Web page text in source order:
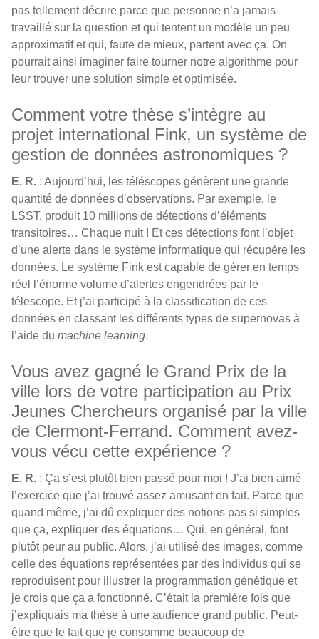
pas tellement décrire parce que personne n’a jamais
travaillé sur la question et qui tentent un modèle un peu
approximatif et qui, faute de mieux, partent avec ça. On
pourrait ainsi imaginer faire tourner notre algorithme pour
leur trouver une solution simple et optimisée.
Comment votre thèse s’intègre au
projet international Fink, un système de
gestion de données astronomiques ?
E. R. : Aujourd’hui, les téléscopes génèrent une grande
quantité de données d’observations. Par exemple, le
LSST, produit 10 millions de détections d’éléments
transitoires… Chaque nuit ! Et ces détections font l’objet
d’une alerte dans le système informatique qui récupère les
données. Le système Fink est capable de gérer en temps
réel l’énorme volume d’alertes engendrées par le
télescope. Et j’ai participé à la classification de ces
données en classant les différents types de supernovas à
l’aide du machine learning.
Vous avez gagné le Grand Prix de la
ville lors de votre participation au Prix
Jeunes Chercheurs organisé par la ville
de Clermont-Ferrand. Comment avez-
vous vécu cette expérience ?
E. R. : Ça s’est plutôt bien passé pour moi ! J’ai bien aimé
l’exercice que j’ai trouvé assez amusant en fait. Parce que
quand même, j’ai dû expliquer des notions pas si simples
que ça, expliquer des équations… Qui, en général, font
plutôt peur au public. Alors, j’ai utilisé des images, comme
celle des équations représentées par des individus qui se
reproduisent pour illustrer la programmation génétique et
je crois que ça a fonctionné. C’était la première fois que
j’expliquais ma thèse à une audience grand public. Peut-
être que le fait que je consomme beaucoup de